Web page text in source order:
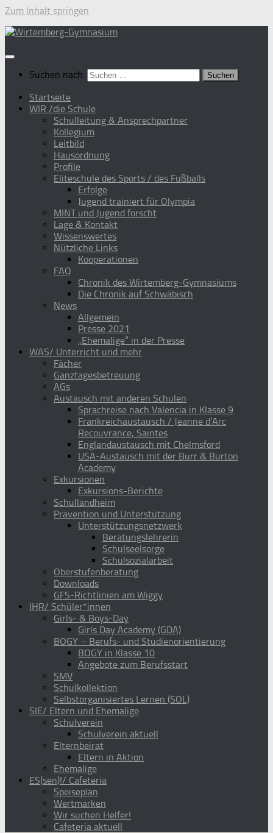
Zum Inhalt springen
Suchen nach:
Startseite
WIR /die Schule
Schulleitung & Ansprechpartner
Kollegium
Leitbild
Hausordnung
Profile
Eliteschule des Sports / des Fußballs
Erfolge
Jugend trainiert für Olympia
MINT und Jugend forscht
Lage & Kontakt
Wissenswertes
Nützliche Links
Kooperationen
FAQ
Chronik des Wirtemberg-Gymnasiums
Die Chronik auf Schwäbisch
News
Allgemein
Presse 2021
„Ehemalige“ in der Presse
WAS/ Unterricht und mehr
Fächer
Ganztagesbetreuung
AGs
Austausch mit anderen Schulen
Sprachreise nach Valencia in Klasse 9
Frankreichaustausch / Jeanne d’Arc
Recouvrance, Saintes
Englandaustausch mit Chelmsford
USA-Austausch mit der Burr & Burton
Academy
Exkursionen
Exkursions-Berichte
Schullandheim
Prävention und Unterstützung
Unterstützungsnetzwerk
Beratungslehrerin
Schulseelsorge
Schulsozialarbeit
Oberstufenberatung
Downloads
GFS-Richtlinien am Wiggy
IHR/ Schüler*innen
Girls- & Boys-Day
Girls Day Academy (GDA)
BOGY – Berufs- und Studienorientierung
BOGY in Klasse 10
Angebote zum Berufsstart
SMV
Schulkollektion
Selbstorganisiertes Lernen (SOL)
SIE/ Eltern und Ehemalige
Schulverein
Schulverein aktuell
Elternbeirat
Eltern in Aktion
Ehemalige
ES(sen)!/ Cafeteria
Speiseplan
Wertmarken
Wir suchen Helfer!
Cafeteria aktuell